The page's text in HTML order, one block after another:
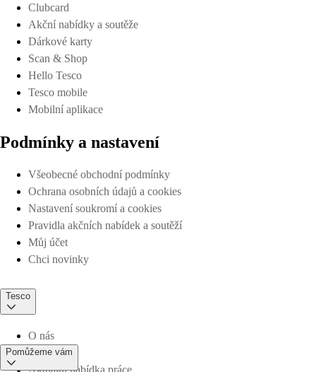
Clubcard
Akční nabídky a soutěže
Dárkové karty
Scan & Shop
Hello Tesco
Tesco mobile
Mobilní aplikace
Podmínky a nastavení
Všeobecné obchodní podmínky
Ochrana osobních údajů a cookies
Nastavení soukromí a cookies
Pravidla akčních nabídek a soutěží
Můj účet
Chci novinky
Tesco
O nás
Pomůžeme vám